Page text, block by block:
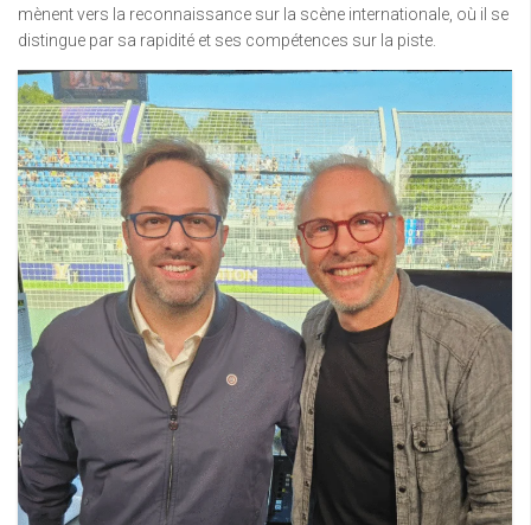
mènent vers la reconnaissance sur la scène internationale, où il se
distingue par sa rapidité et ses compétences sur la piste.